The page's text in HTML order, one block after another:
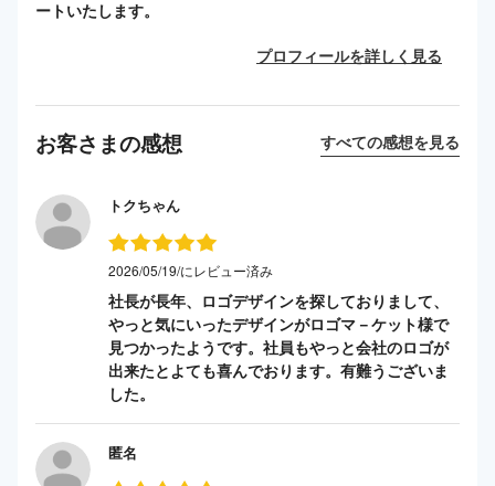
ートいたします。
プロフィールを詳しく見る
お客さまの感想 すべての感想を見る
トクちゃん
2026/05/19/にレビュー済み
社長が長年、ロゴデザインを探しておりまして、
やっと気にいったデザインがロゴマ－ケット様で
見つかったようです。社員もやっと会社のロゴが
出来たとよても喜んでおります。有難うございま
した。
匿名